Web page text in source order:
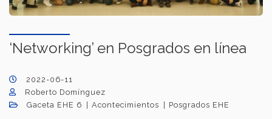
‘Networking’ en Posgrados en línea
2022-06-11
Roberto Domínguez
Gaceta EHE 6
Acontecimientos Posgrados EHE